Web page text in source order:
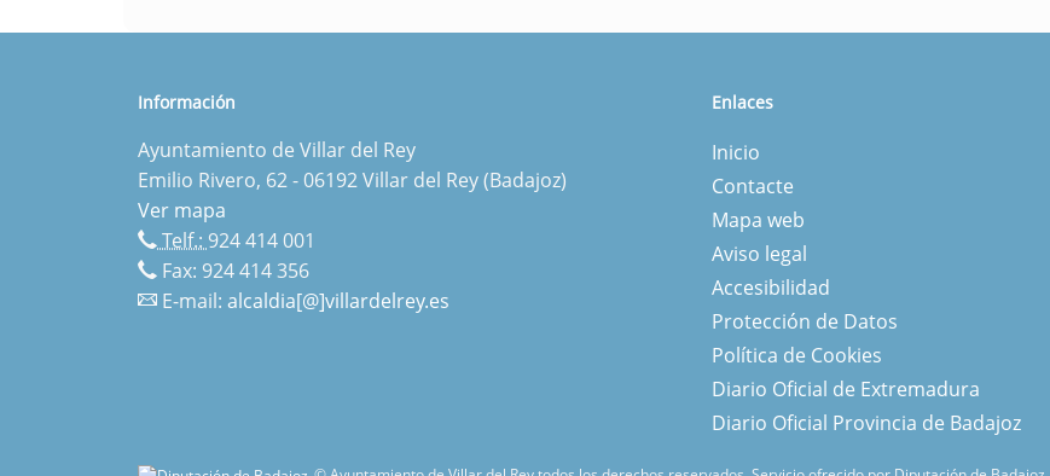
Información
Ayuntamiento de Villar del Rey
Emilio Rivero, 62 - 06192 Villar del Rey (Badajoz)
Ver mapa
Telf.:924 414 001
Fax: 924 414 356
E-mail: alcaldia[@]villardelrey.es
Enlaces
Inicio
Contacte
Mapa web
Aviso legal
Accesibilidad
Protección de Datos
Política de Cookies
Diario Oficial de Extremadura
Diario Oficial Provincia de Badajoz